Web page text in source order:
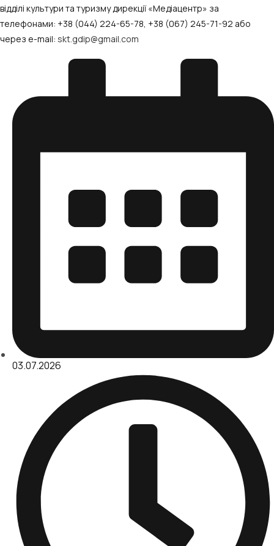
відділі культури та туризму дирекції «Медіацентр» за
телефонами: +38 (044) 224-65-78, +38 (067) 245-71-92 або
через e-mail: skt.gdip@gmail.com
03.07.2026